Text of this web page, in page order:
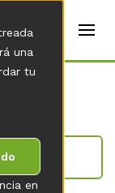
en
una
tu